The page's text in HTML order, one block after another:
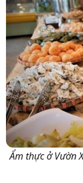
Ẩm thực ở Vườn